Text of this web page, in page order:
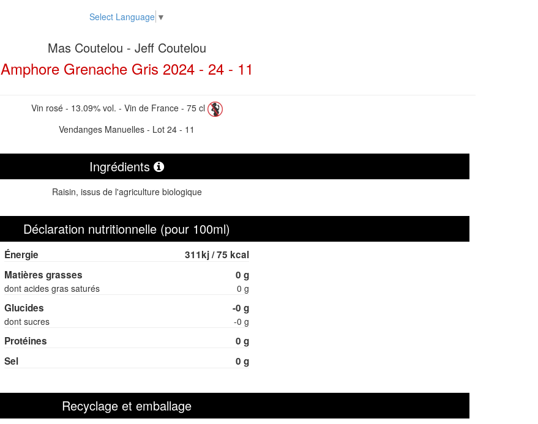
Select Language ▼
Mas Coutelou - Jeff Coutelou
Amphore Grenache Gris 2024 - 24 - 11
Vin rosé - 13.09% vol. - Vin de France - 75 cl
Vendanges Manuelles - Lot 24 - 11
Ingrédients
Raisin, issus de l'agriculture biologique
Déclaration nutritionnelle (pour 100ml)
Énergie
311kj / 75 kcal
Matières grasses
0 g
dont acides gras saturés 0 g
Glucides -0 g
dont sucres -0 g
Protéines
0 g
Sel
0 g
Recyclage et emballage